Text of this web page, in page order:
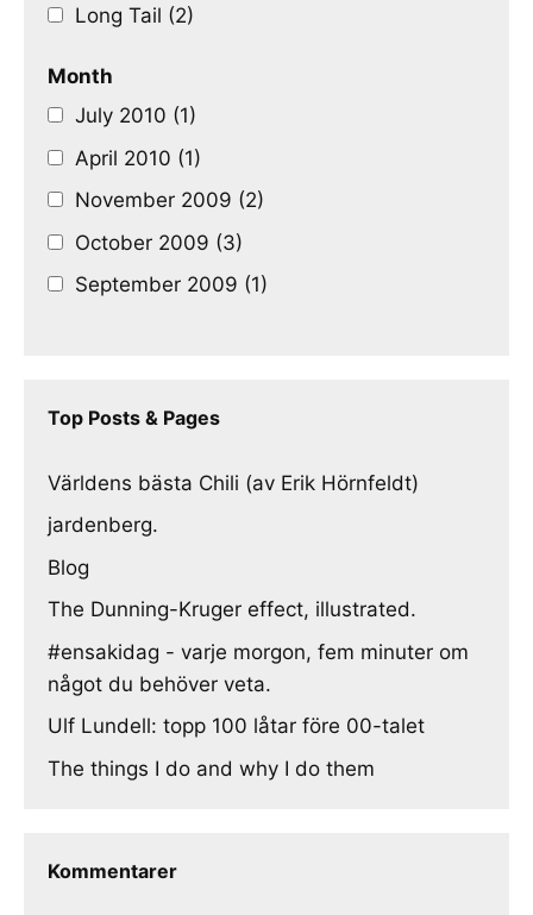
Long Tail (2)
Month
July 2010 (1)
April 2010 (1)
November 2009 (2)
October 2009 (3)
September 2009 (1)
Top Posts & Pages
Världens bästa Chili (av Erik Hörnfeldt)
jardenberg.
Blog
The Dunning-Kruger effect, illustrated.
#ensakidag - varje morgon, fem minuter om
något du behöver veta.
Ulf Lundell: topp 100 låtar före 00-talet
The things I do and why I do them
Kommentarer